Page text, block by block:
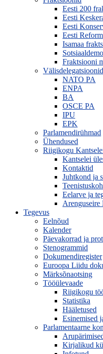
Eesti 200
Eesti
Eesti
Eesti
Isamaa
Fraktsiooni
Välisdelegatsioonid
NATO PA
ENPA
BA
OSCE PA
IPU
EPK
Parlamendirühmad
Ühendused
Riigikogu
Kantselei
Kontaktid
Juhtkond ja
Eelarve ja
Arenguseire
Tegevus
Eelnõud
Kalender
Päevakorrad ja
Stenogrammid
Dokumendiregister
Euroopa Liidu
Märksõnaotsing
Tööülevaade
Riigikogu
Statistika
Hääletused
Esinemised
Parlamentaarne
Kirjalikud